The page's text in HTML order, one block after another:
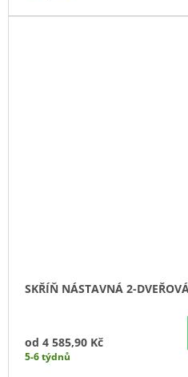
SKŘÍŇ NÁSTAVNÁ 2-
od 4 585,90 Kč
5-6 týdnů